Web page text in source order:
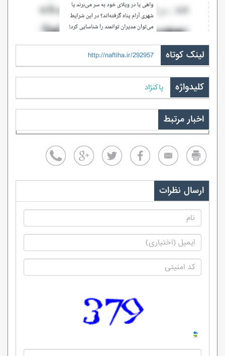
لینک کوتاه http://naftiha.ir/292957
کلیدواژه پاکنژاد
اخبار مرتبط
ارسال نظرات